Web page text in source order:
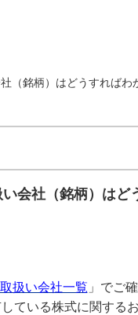
（銘柄）はどうすればわ
会社（銘柄）はど
扱い会社一覧 」でご
ている株式に関する